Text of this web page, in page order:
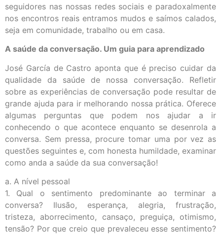
seguidores nas nossas redes sociais e paradoxalmente
nos encontros reais entramos mudos e saímos calados,
seja em comunidade, trabalho ou em casa.
A saúde da conversação. Um guia para aprendizado
José García de Castro aponta que é preciso cuidar da
qualidade da saúde de nossa conversação. Refletir
sobre as experiências de conversação pode resultar de
grande ajuda para ir melhorando nossa prática. Oferece
algumas perguntas que podem nos ajudar a ir
conhecendo o que acontece enquanto se desenrola a
conversa. Sem pressa, procure tomar uma por vez as
questões seguintes e, com honesta humildade, examinar
como anda a saúde da sua conversação!
a. A nível pessoal
1. Qual o sentimento predominante ao terminar a
conversa? Ilusão, esperança, alegria, frustração,
tristeza, aborrecimento, cansaço, preguiça, otimismo,
tensão? Por que creio que prevaleceu esse sentimento?